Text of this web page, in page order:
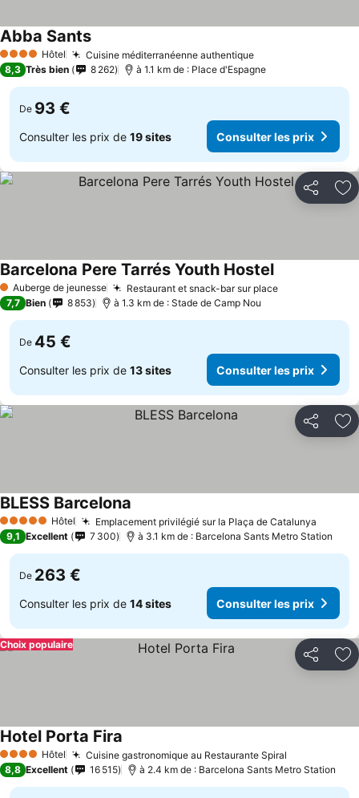
4 Étoiles Hôtel Cuisine méditerranéenne authentique
Abba Sants
8,3 Très bien 8 262 à 1.1 km de : Place d'Espagne
De 93 €
Consulter les prix de 19 sites Consulter les prix
Partager
1 Étoiles
Auberge de jeunesse Restaurant et snack-bar sur place
Barcelona Pere Tarrés Youth Hostel
7,7 Bien 8 853 à 1.3 km de : Stade de Camp Nou
De 45 €
Consulter les prix de 13 sites Consulter les prix
Partager
5 Étoiles Hôtel Emplacement privilégié sur la Plaça de Catalunya
BLESS Barcelona
9,1 Excellent 7 300 à 3.1 km de : Barcelona Sants Metro Station
De 263 €
Consulter les prix de 14 sites Consulter les prix
Partager
Choix populaire
4 Étoiles Hôtel Cuisine gastronomique au Restaurante Spiral
Hotel Porta Fira
8,8 Excellent 16 515 à 2.4 km de : Barcelona Sants Metro Station